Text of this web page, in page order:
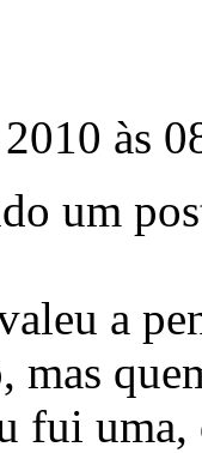
às
um
a
mas
fui